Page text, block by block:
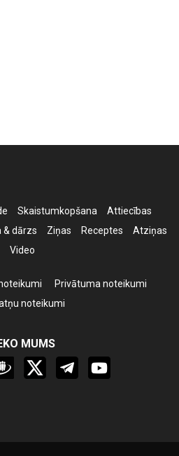
Skaistumkopšana
Attiecības
& dārzs Ziņas Receptes
Atziņas
Video
Privātuma noteikumi
noteikumi
MUMS